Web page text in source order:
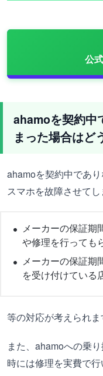
公
ahamoを契約中
まった場合はど
ahamoを契約中であ
スマホを故障させてし
メーカーの保証期
や修理を行っても
メーカーの保証期
を受け付けている
等の対応が考えられま
また、ahamoへの乗
時には修理を実費で